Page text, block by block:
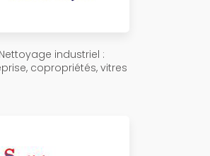
Nettoyage industriel :
copropriétés, vitres